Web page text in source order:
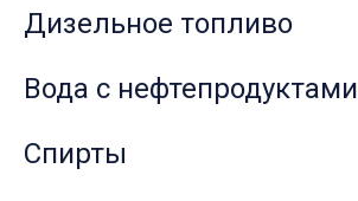
Дизельное топливо
Вода с нефтепродуктами
Спирты